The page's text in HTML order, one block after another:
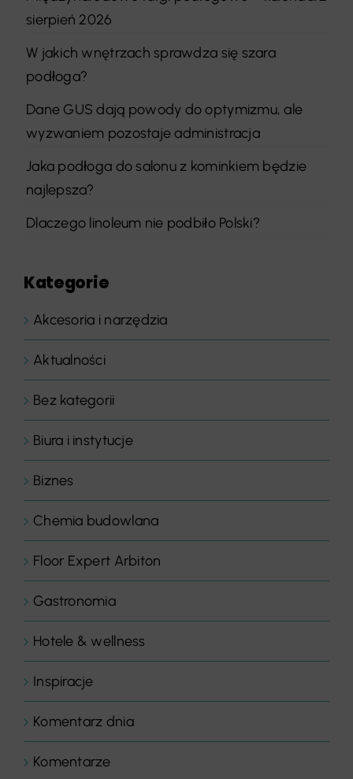
sierpień 2026
W jakich wnętrzach sprawdza się szara
podłoga?
Dane GUS dają powody do optymizmu, ale
wyzwaniem pozostaje administracja
Jaka podłoga do salonu z kominkiem będzie
najlepsza?
Dlaczego linoleum nie podbiło Polski?
Kategorie
Akcesoria i narzędzia
Aktualności
Bez kategorii
Biura i instytucje
Biznes
Chemia budowlana
Floor Expert Arbiton
Gastronomia
Hotele & wellness
Inspiracje
Komentarz dnia
Komentarze